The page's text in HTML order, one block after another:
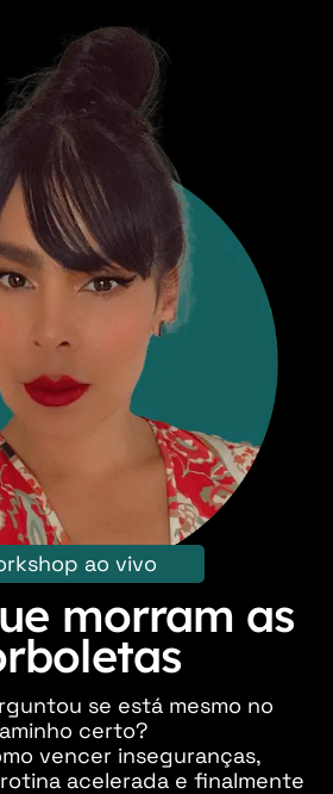
ao vivo
morram as
se está mesmo no
certo?
vencer inseguranças,
acelerada e finalmente